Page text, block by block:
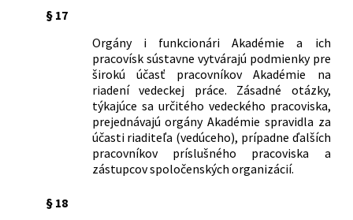
§ 17
Orgány i funkcionári Akadémie a ich
pracovísk sústavne vytvárajú podmienky pre
širokú účasť pracovníkov Akadémie na
riadení vedeckej práce. Zásadné otázky,
týkajúce sa určitého vedeckého pracoviska,
prejednávajú orgány Akadémie spravidla za
účasti riaditeľa (vedúceho), prípadne ďalších
pracovníkov príslušného pracoviska a
zástupcov spoločenských organizácií.
§ 18